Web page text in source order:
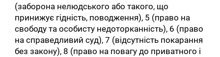
(заборона нелюдського або такого, що
принижує гідність, поводження), 5 (право на
свободу та особисту недоторканність), 6 (право
на справедливий суд), 7 (відсутність покарання
без закону), 8 (право на повагу до приватного і